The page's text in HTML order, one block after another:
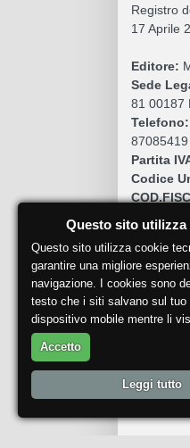
Registro
17 Aprile
Editore:
Sede
81 00187
Telefono:
87085419
Partita
Codice
REA:RM
Roc:
Pec:
Questo sito utilizza
Questo sito utilizza cookie
garantire una migliore
navigazione. I cookies sono
testo che i siti salvano sul tuo
dispositivo mobile mentre li
Accetto
Leggi tutto